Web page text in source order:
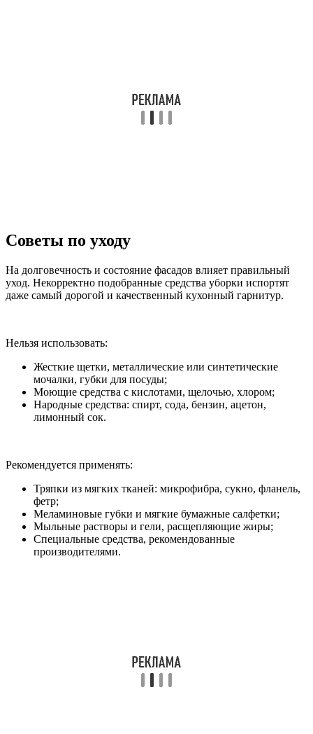
Советы по уходу
На долговечность и состояние фасадов влияет правильный
уход. Некорректно подобранные средства уборки испортят
даже самый дорогой и качественный кухонный гарнитур.
Нельзя использовать:
Жесткие щетки, металлические или синтетические
мочалки, губки для посуды;
Моющие средства с кислотами, щелочью, хлором;
Народные средства: спирт, сода, бензин, ацетон,
лимонный сок.
Рекомендуется применять:
Тряпки из мягких тканей: микрофибра, сукно, фланель,
фетр;
Меламиновые губки и мягкие бумажные салфетки;
Мыльные растворы и гели, расщепляющие жиры;
Специальные средства, рекомендованные
производителями.